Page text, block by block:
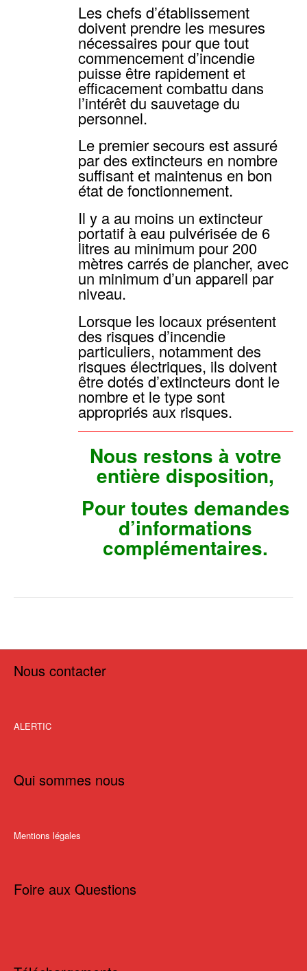
Les chefs d’établissement
doivent prendre les mesures
nécessaires pour que tout
commencement d’incendie
puisse être rapidement et
efficacement combattu dans
l’intérêt du sauvetage du
personnel.
Le premier secours est assuré
par des extincteurs en nombre
suffisant et maintenus en bon
état de fonctionnement.
Il y a au moins un extincteur
portatif à eau pulvérisée de 6
litres au minimum pour 200
mètres carrés de plancher, avec
un minimum d’un appareil par
niveau.
Lorsque les locaux présentent
des risques d’incendie
particuliers, notamment des
risques électriques, ils doivent
être dotés d’extincteurs dont le
nombre et le type sont
appropriés aux risques.
Nous restons à votre
entière disposition,
Pour toutes demandes
d’informations
complémentaires.
Nous contacter
ALERTIC
Qui sommes nous
Mentions légales
Foire aux Questions